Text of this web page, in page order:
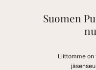
Suomen
Liittomme